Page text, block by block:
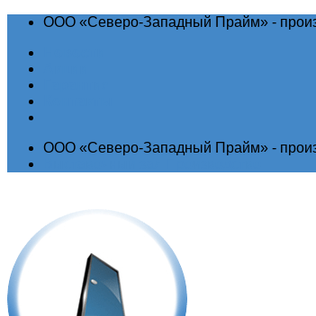
ООО «Северо-Западный Прайм» -
ООО «Северо-Западный Прайм» -